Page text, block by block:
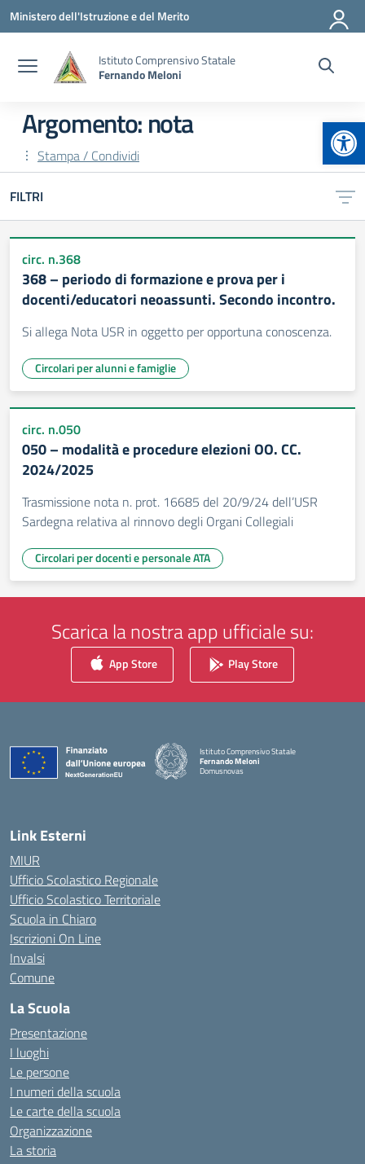
Vai ai contenuti
Vai al menu di navigazione
Vai al footer
Ministero dell'Istruzione e del Merito
Istituto Comprensivo Statale
Fernando Meloni
Argomento: nota
Stampa / Condividi
FILTRI
circ. n.368
368 – periodo di formazione e prova per i
docenti/educatori neoassunti. Secondo incontro.
Si allega Nota USR in oggetto per opportuna conoscenza.
Circolari per alunni e famiglie
circ. n.050
050 – modalità e procedure elezioni OO. CC.
2024/2025
Trasmissione nota n. prot. 16685 del 20/9/24 dell’USR
Sardegna relativa al rinnovo degli Organi Collegiali
Circolari per docenti e personale ATA
Scarica la nostra app ufficiale su:
App Store Play Store
Istituto Comprensivo Statale
Fernando Meloni
Domusnovas
Link Esterni
MIUR
Ufficio Scolastico Regionale
Ufficio Scolastico Territoriale
Scuola in Chiaro
Iscrizioni On Line
Invalsi
Comune
La Scuola
Presentazione
I luoghi
Le persone
I numeri della scuola
Le carte della scuola
Organizzazione
La storia